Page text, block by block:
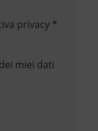
privacy*
miei dati